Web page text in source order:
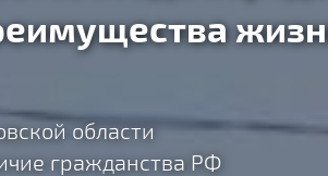
области
гражданства РФ